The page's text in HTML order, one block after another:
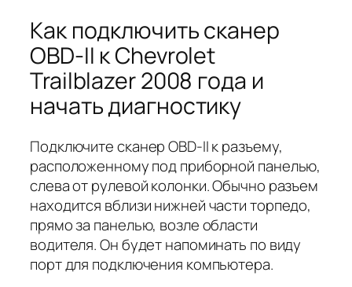
Как подключить сканер
OBD-II к Chevrolet
Trailblazer 2008 года и
начать диагностику
Подключите сканер OBD-II к разъему,
расположенному под приборной панелью,
слева от рулевой колонки. Обычно разъем
находится вблизи нижней части торпедо,
прямо за панелью, возле области
водителя. Он будет напоминать по виду
порт для подключения компьютера.